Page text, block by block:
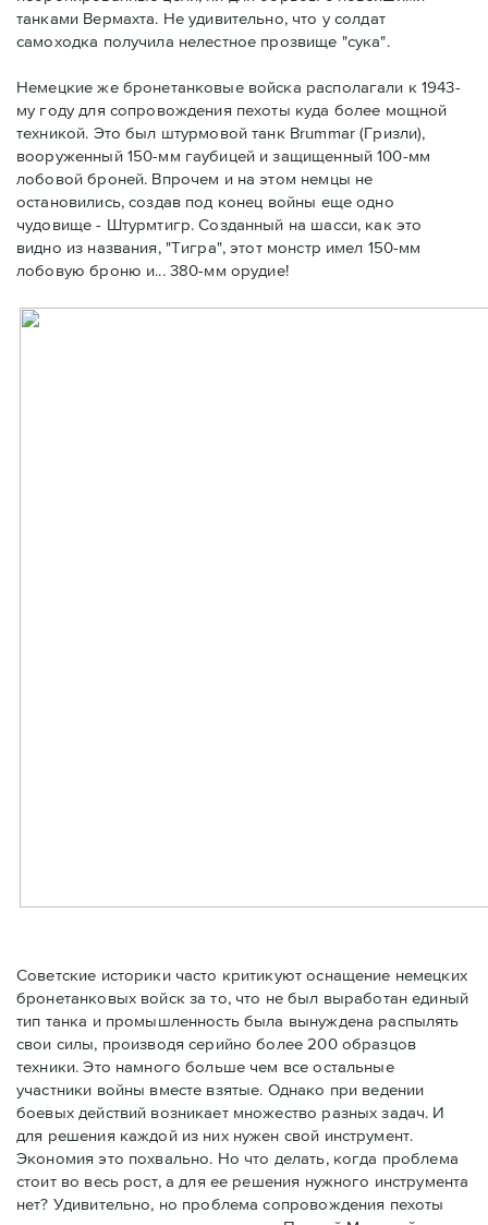
танками Вермахта. Не удивительно, что у солдат
самоходка получила нелестное прозвище "сука".
Немецкие же бронетанковые войска располагали к 1943-
му году для сопровождения пехоты куда более мощной
техникой. Это был штурмовой танк Brummar (Гризли),
вооруженный 150-мм гаубицей и защищенный 100-мм
лобовой броней. Впрочем и на этом немцы не
остановились, создав под конец войны еще одно
чудовище - Штурмтигр. Созданный на шасси, как это
видно из названия, "Тигра", этот монстр имел 150-мм
лобовую броню и... 380-мм орудие!
Советские историки часто критикуют оснащение немецких
бронетанковых войск за то, что не был выработан единый
тип танка и промышленность была вынуждена распылять
свои силы, производя серийно более 200 образцов
техники. Это намного больше чем все остальные
участники войны вместе взятые. Однако при ведении
боевых действий возникает множество разных задач. И
для решения каждой из них нужен свой инструмент.
Экономия это похвально. Но что делать, когда проблема
стоит во весь рост, а для ее решения нужного инструмента
нет? Удивительно, но проблема сопровождения пехоты